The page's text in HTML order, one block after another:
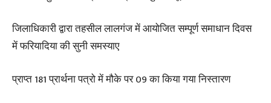
जिलाधिकारी द्वारा तहसील लालगंज में आयोजित सम्पूर्ण समाधान दिवस
में फरियादिया की सुनी समस्याए
प्राप्त 181 प्रार्थना पत्रो में मौके पर 09 का किया गया निस्तारण